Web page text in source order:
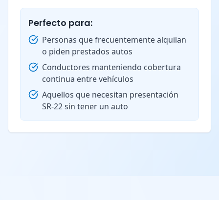
Perfecto para:
Personas que frecuentemente alquilan
o piden prestados autos
Conductores manteniendo cobertura
continua entre vehículos
Aquellos que necesitan presentación
SR-22 sin tener un auto